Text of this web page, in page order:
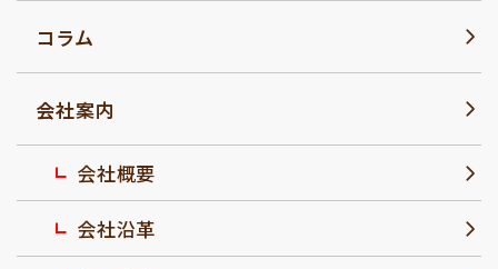
コラム
会社案内
会社概要
会社沿革